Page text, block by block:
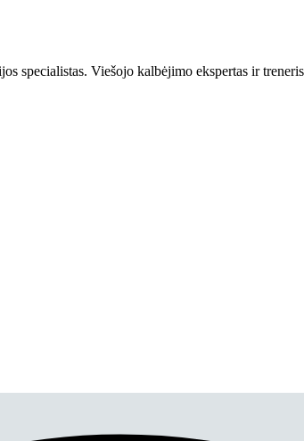
Viešojo kalbėjimo ekspertas ir